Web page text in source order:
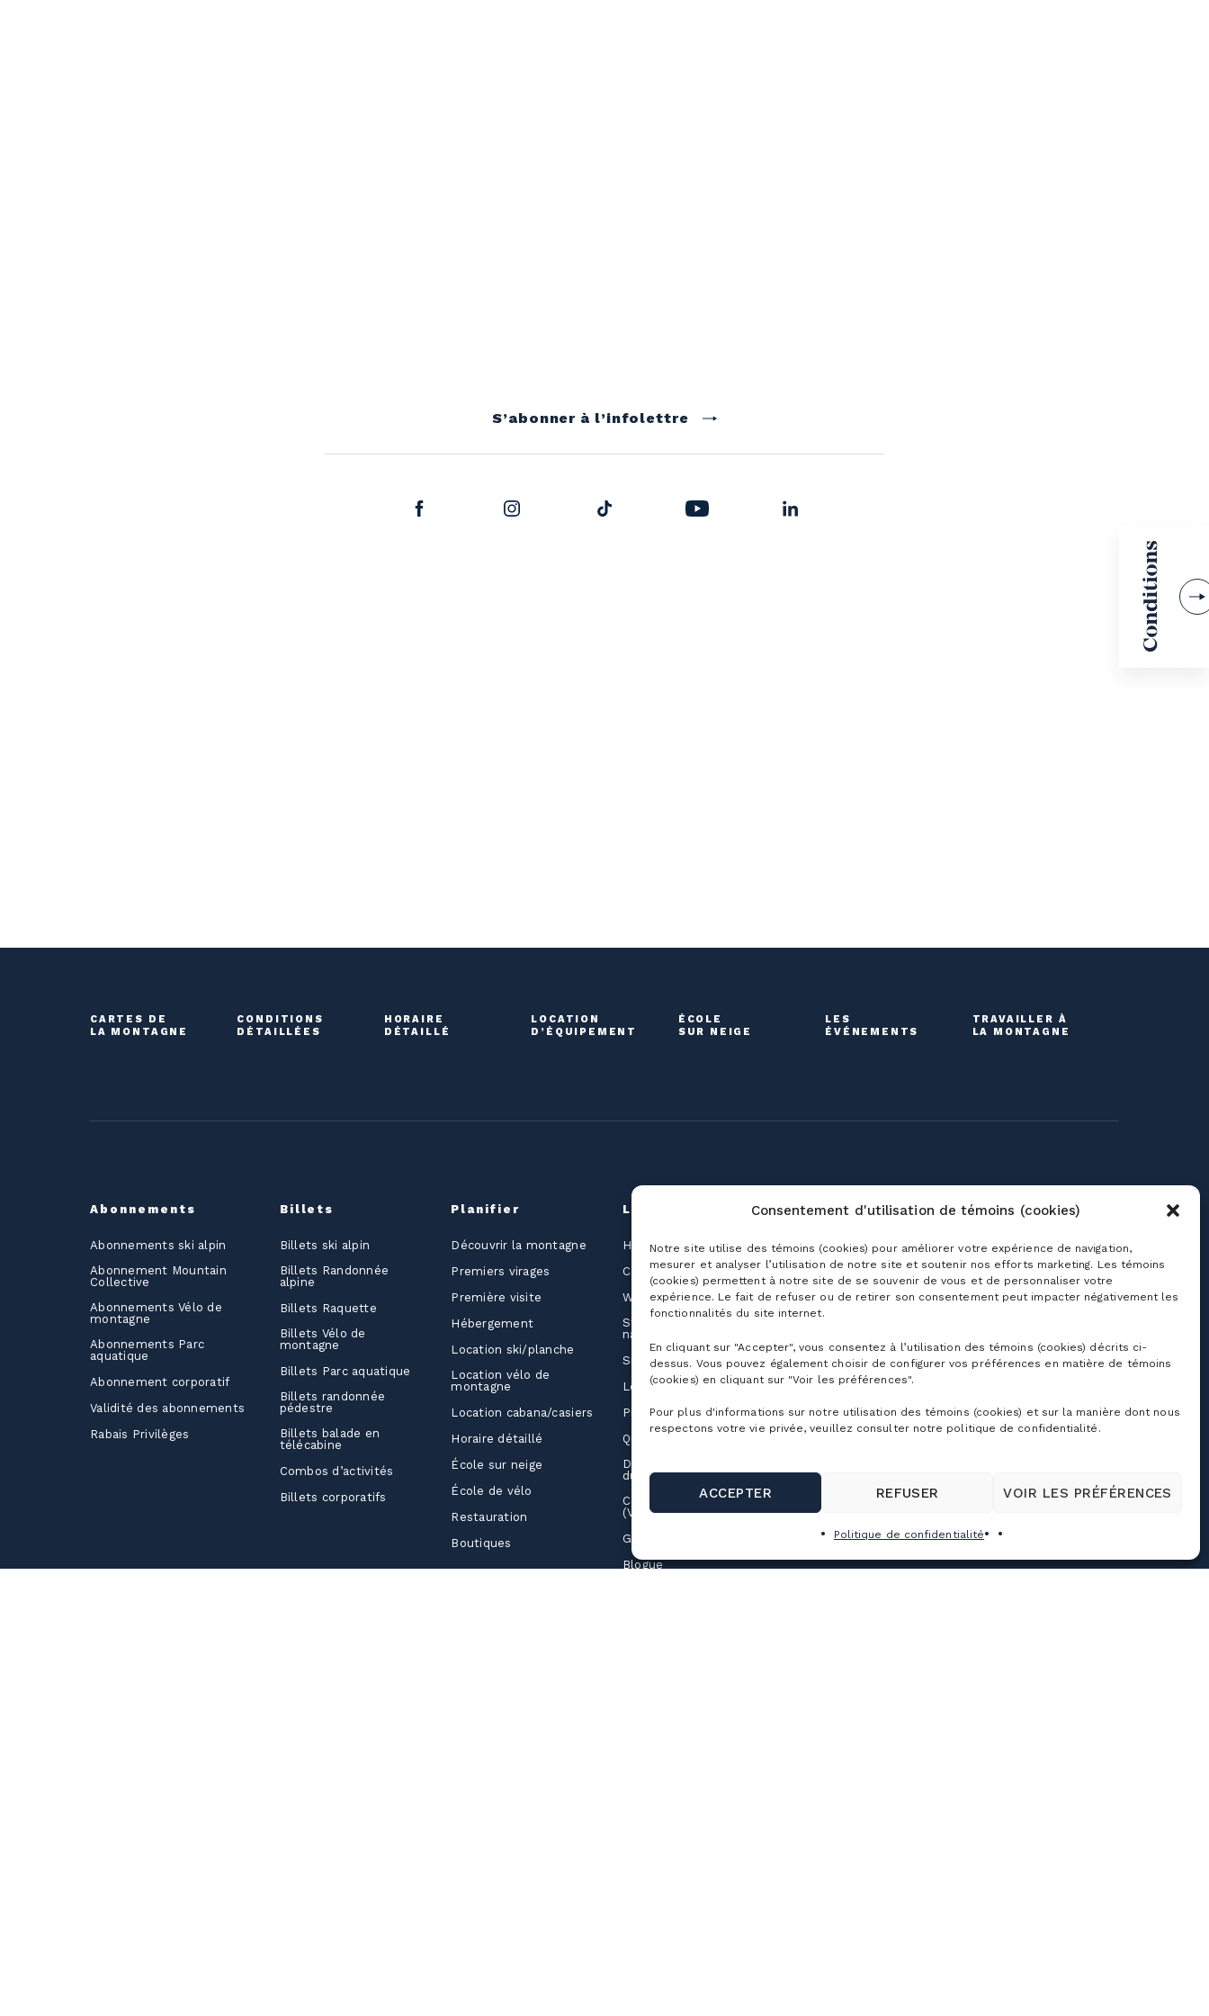
Consentement d'utilisation de témoins (cookies)
Notre site utilise des témoins (cookies) pour améliorer votre expérience de navigation,
mesurer et analyser l’utilisation de notre site et soutenir nos efforts marketing. Les témoins
(cookies) permettent à notre site de se souvenir de vous et de personnaliser votre
expérience. Le fait de refuser ou de retirer son consentement peut impacter négativement les
fonctionnalités du site internet.
En cliquant sur "Accepter", vous consentez à l’utilisation des témoins (cookies) décrits ci-
dessus. Vous pouvez également choisir de configurer vos préférences en matière de témoins
(cookies) en cliquant sur "Voir les préférences".
Pour plus d'informations sur notre utilisation des témoins (cookies) et sur la manière dont nous
respectons votre vie privée, veuillez consulter notre politique de confidentialité.
ACCEPTER REFUSER VOIR LES PRÉFÉRENCES
Politique de confidentialité
S’abonner à l’infolettre
CARTES DE
LA MONTAGNE
CONDITIONS
DÉTAILLÉES
HORAIRE
DÉTAILLÉ
LOCATION
D’ÉQUIPEMENT
ÉCOLE
SUR NEIGE
LES
ÉVÉNEMENTS
TRAVAILLER À
LA MONTAGNE
Abonnements
Abonnements ski alpin
Abonnement Mountain
Collective
Abonnements Vélo de
montagne
Abonnements Parc
aquatique
Abonnement corporatif
Validité des abonnements
Rabais Privilèges
Billets
Billets ski alpin
Billets Randonnée
alpine
Billets Raquette
Billets Vélo de
montagne
Billets Parc aquatique
Billets randonnée
pédestre
Billets balade en
télécabine
Combos d’activités
Billets corporatifs
Planifier
Découvrir la montagne
Premiers virages
Première visite
Hébergement
Location ski/planche
Location vélo de
montagne
Location cabana/casiers
Horaire détaillé
École sur neige
École de vélo
Restauration
Boutiques
La montagne
Horaire détaillé
Cartes de la montagne
Webcams
Stationnements et
navette
SnowPrks
Les chalets
Projet Altitude
Questions fréquentes
Développement
durable
Camping nomade
(Vanlife)
Guides ambassadeurs
Blogue
Groupes
Écoles et camps de
jour
Affaires et événements
corporatifs
Mariages, célébrations
Location de salles
Camp mille aventures
Programme privilèges
Liens utiles
Nous joindre
À propos de nous
Emplois
Tourisme Bromont
Partenaires
Commandites sociales
générales